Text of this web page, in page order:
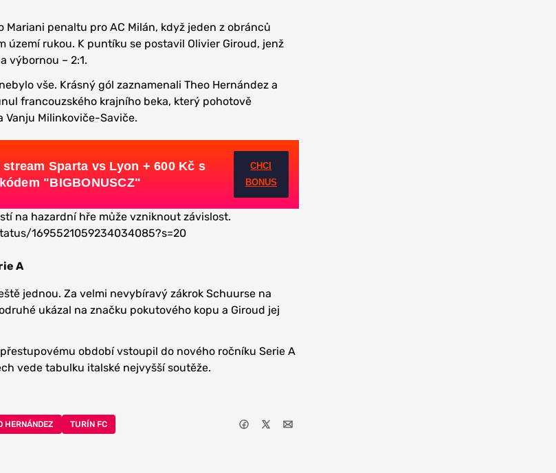
Mariani penaltu pro AC Milán, když jeden z obránců
území rukou. K puntíku se postavil Olivier Giroud, jenž
výbornou – 2:1.
vše. Krásný gól zaznamenali Theo Hernández a
francouzského krajního beka, který pohotově
Vanju Milinkoviče-Saviče.
Sparta vs Lyon + 600 Kč s
kódem "BIGBONUSCZ"
CHCI
BONUS
na hazardní hře může vzniknout závislost.
1695521059234034085?s=20
A
jednou. Za velmi nevybíravý zákrok Schuurse na
ukázal na značku pokutového kopu a Giroud jej
období vstoupil do nového ročníku Serie A
vede tabulku italské nejvyšší soutěže.
HERNÁNDEZ TURÍN FC